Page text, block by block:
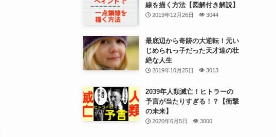
線を描く方法【図解付き解説】
2019年12月26日 3044
最底辺から奇跡の大逆転！元い
じめられっ子だった天才達の壮
絶な人生
2019年10月25日 3013
2039年人類滅亡！ヒトラーの
予言が当たりすぎる！？【衝撃
の未来】
2020年6月5日 3000